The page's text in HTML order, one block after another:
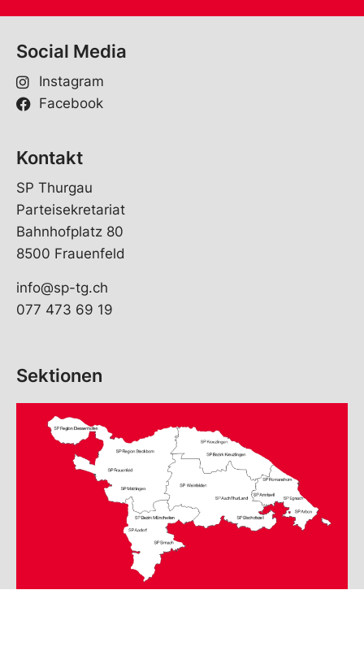
Social Media
Instagram
Facebook
Kontakt
SP Thurgau
Parteisekretariat
Bahnhofplatz 80
8500 Frauenfeld
info@sp-tg.ch
077 473 69 19
Sektionen